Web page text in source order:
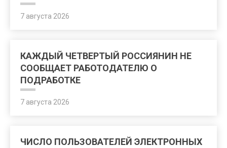
7 августа 2026
КАЖДЫЙ ЧЕТВЕРТЫЙ РОССИЯНИН НЕ
СООБЩАЕТ РАБОТОДАТЕЛЮ О
ПОДРАБОТКЕ
7 августа 2026
ЧИСЛО ПОЛЬЗОВАТЕЛЕЙ ЭЛЕКТРОННЫХ